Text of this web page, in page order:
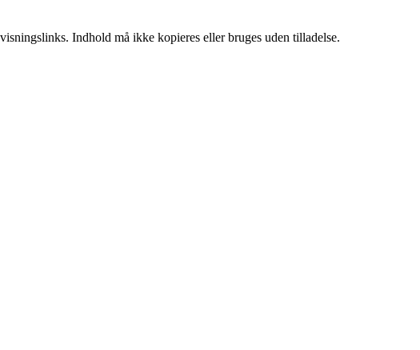
Indhold må ikke kopieres eller bruges uden tilladelse.